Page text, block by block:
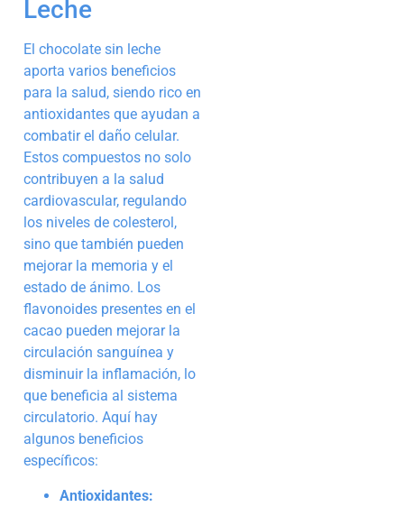
Leche
El chocolate sin leche
aporta varios beneficios
para la salud, siendo rico en
antioxidantes que ayudan a
combatir el daño celular.
Estos compuestos no solo
contribuyen a la salud
cardiovascular, regulando
los niveles de colesterol,
sino que también pueden
mejorar la memoria y el
estado de ánimo. Los
flavonoides presentes en el
cacao pueden mejorar la
circulación sanguínea y
disminuir la inflamación, lo
que beneficia al sistema
circulatorio. Aquí hay
algunos beneficios
específicos:
Antioxidantes: